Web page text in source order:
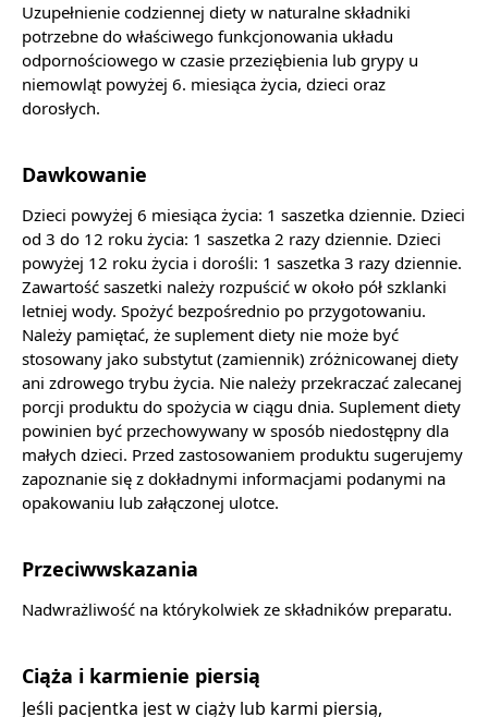
Uzupełnienie codziennej diety w naturalne składniki
potrzebne do właściwego funkcjonowania układu
odpornościowego w czasie przeziębienia lub grypy u
niemowląt powyżej 6. miesiąca życia, dzieci oraz
dorosłych.
Dawkowanie
Dzieci powyżej 6 miesiąca życia: 1 saszetka dziennie. Dzieci
od 3 do 12 roku życia: 1 saszetka 2 razy dziennie. Dzieci
powyżej 12 roku życia i dorośli: 1 saszetka 3 razy dziennie.
Zawartość saszetki należy rozpuścić w około pół szklanki
letniej wody. Spożyć bezpośrednio po przygotowaniu.
Należy pamiętać, że suplement diety nie może być
stosowany jako substytut (zamiennik) zróżnicowanej diety
ani zdrowego trybu życia. Nie należy przekraczać zalecanej
porcji produktu do spożycia w ciągu dnia. Suplement diety
powinien być przechowywany w sposób niedostępny dla
małych dzieci. Przed zastosowaniem produktu sugerujemy
zapoznanie się z dokładnymi informacjami podanymi na
opakowaniu lub załączonej ulotce.
Przeciwwskazania
Nadwrażliwość na którykolwiek ze składników preparatu.
Ciąża i karmienie piersią
Jeśli pacjentka jest w ciąży lub karmi piersią,